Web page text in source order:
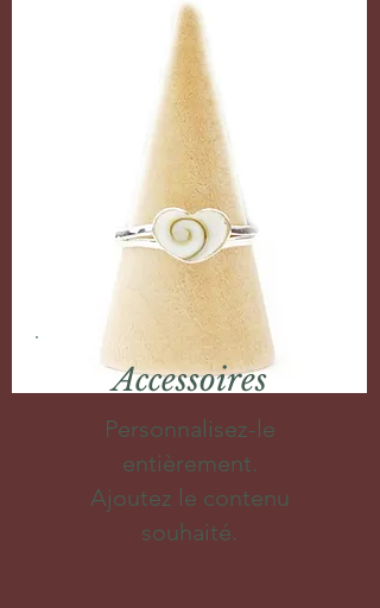
Accessoires
Personnalisez-le
entièrement.
Ajoutez le contenu
souhaité.